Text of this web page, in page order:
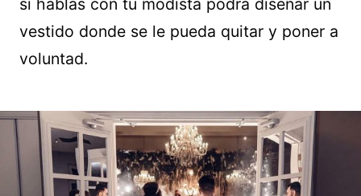
vestido donde se le pueda quitar y poner a
voluntad.